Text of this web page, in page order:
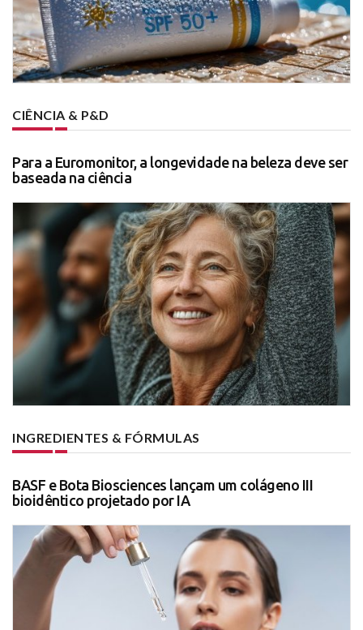
CIÊNCIA & P&D
Para a Euromonitor, a longevidade na beleza deve ser
baseada na ciência
INGREDIENTES & FÓRMULAS
BASF e Bota Biosciences lançam um colágeno III
bioidêntico projetado por IA